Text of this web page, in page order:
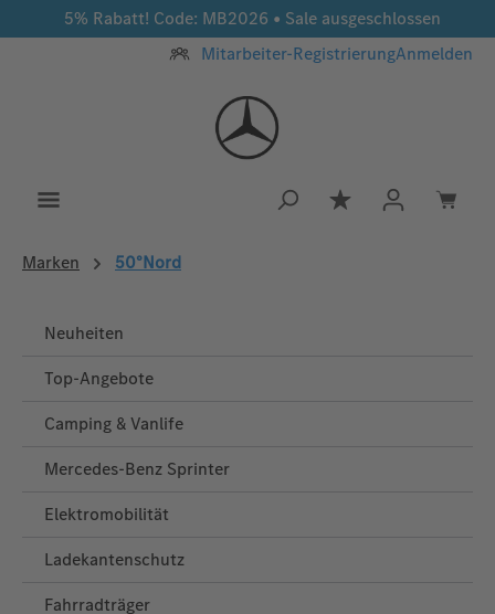
Zum Hauptinhalt springen
5% Rabatt! Code: MB2026 • Sale ausgeschlossen
Mitarbeiter-RegistrierungAnmelden
Du hast 0
Marken 50°Nord
Neuheiten
Top-Angebote
Camping & Vanlife
Mercedes-Benz Sprinter
Elektromobilität
Ladekantenschutz
Fahrradträger